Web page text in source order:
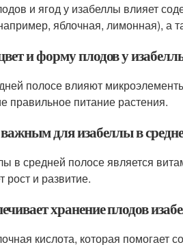
и ягод у изабеллы влияет
яблочная, лимонная), а
и форму плодов у
полосе влияют
правильное питание растения.
для изабеллы в
средней полосе является
рост и развитие.
хранение плодов
кислота, которая помогает